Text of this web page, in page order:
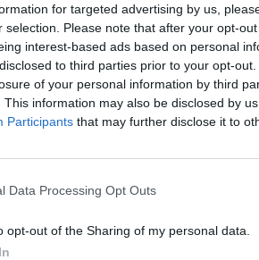
for targeted advertising by us,
selection. Please note that after your opt-
interest-based ads based on personal
to third parties prior to your opt-
of your personal information by third
This information may also be disclosed by
Participants that may further disclose it to
Data Processing Opt Outs
opt-out of the Sharing of my personal data.
sus
crece 2
al año
encabezan el ranking de
rurales, con datos por encima